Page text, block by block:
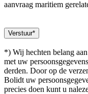
aanvraag maritiem
*) Wij hechten belang
met uw
derden. Door op de
Bolidt uw
precies doen kunt u